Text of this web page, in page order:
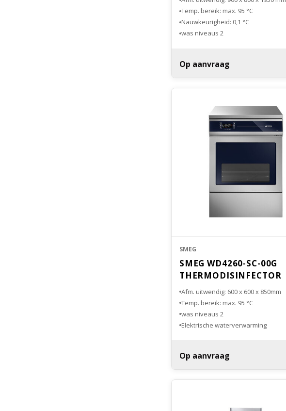
Temp. bereik: max. 95 °C
Nauwkeurigheid: 0,1 °C
2 was niveaus
Op aanvraag
SMEG
SMEG WD4260-SC-00G
THERMODISINFECTOR
Afm. uitwendig: 600 x 600 x 850mm
Temp. bereik: max. 95 °C
2 was niveaus
Elektrische waterverwarming
Op aanvraag